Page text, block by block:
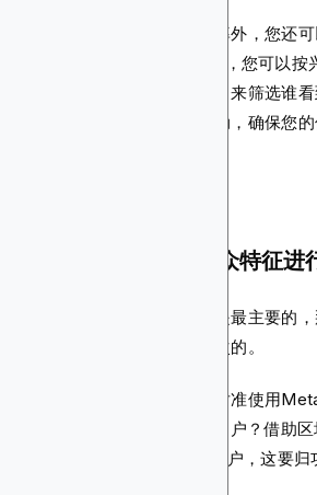
除了获得可衡量的投资回报率外，您还
何人。使用 Blockchain-Ads，您可以按
人口统计数据（通常是这样）来筛选谁
您可以更有效地定制营销活动，确保您
根据他们的 Web3 受众特征进
如果你认为地理定位和其他是最主要的
告是如何把事情提升一个档次的。
您是否想过是否可以将目标对准使用
价值超过10万美元以太币的用户？借助
据用户的Web3行为来定位用户，这要